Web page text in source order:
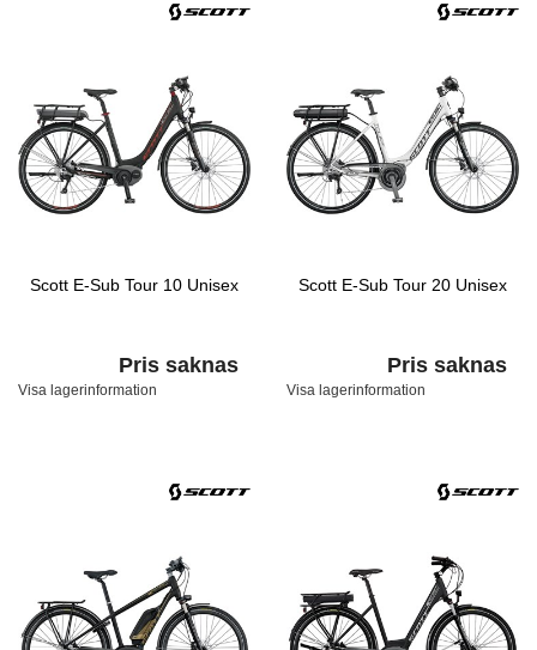
Scott E-Sub Tour 10 Unisex
Pris saknas
Visa lagerinformation
Scott E-Sub Tour 20 Unisex
Pris saknas
Visa lagerinformation